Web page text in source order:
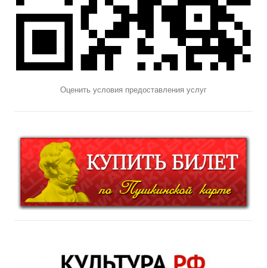
Оценить условия предоставления услуг